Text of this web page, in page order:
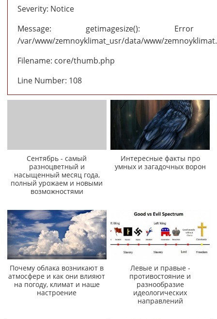
Severity: Notice
Message: getimagesize():
/var/www/zemnoyklimat_usr/data/www/
Filename: core/thumb.php
Line Number: 108
Сентябрь - самый
разноцветный и
насыщенный месяц года,
полный урожаем и новыми
возможностями
Интересные факты про
умных и загадочных ворон
Почему облака возникают в
атмосфере и как они влияют
на погоду, климат и наше
настроение
Левые и правые -
противостояние и
разнообразие
идеологических
направлений